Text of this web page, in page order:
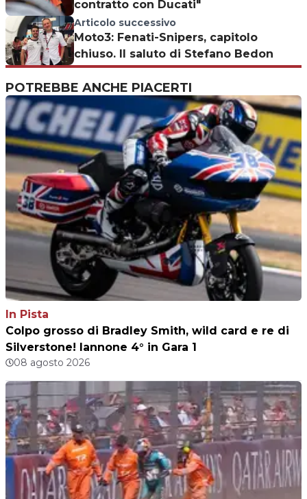
contratto con Ducati"
Articolo successivo
Moto3: Fenati-Snipers, capitolo
chiuso. Il saluto di Stefano Bedon
POTREBBE ANCHE PIACERTI
In Pista
Colpo grosso di Bradley Smith, wild card e re di
Silverstone! Iannone 4° in Gara 1
08 agosto 2026